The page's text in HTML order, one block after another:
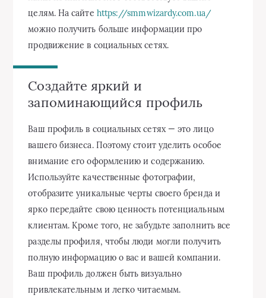
целям. На сайте https://smmwizardy.com.ua/
можно получить больше информации про
продвижение в социальных сетях.
Создайте яркий и
запоминающийся профиль
Ваш профиль в социальных сетях — это лицо
вашего бизнеса. Поэтому стоит уделить особое
внимание его оформлению и содержанию.
Используйте качественные фотографии,
отобразите уникальные черты своего бренда и
ярко передайте свою ценность потенциальным
клиентам. Кроме того, не забудьте заполнить все
разделы профиля, чтобы люди могли получить
полную информацию о вас и вашей компании.
Ваш профиль должен быть визуально
привлекательным и легко читаемым.